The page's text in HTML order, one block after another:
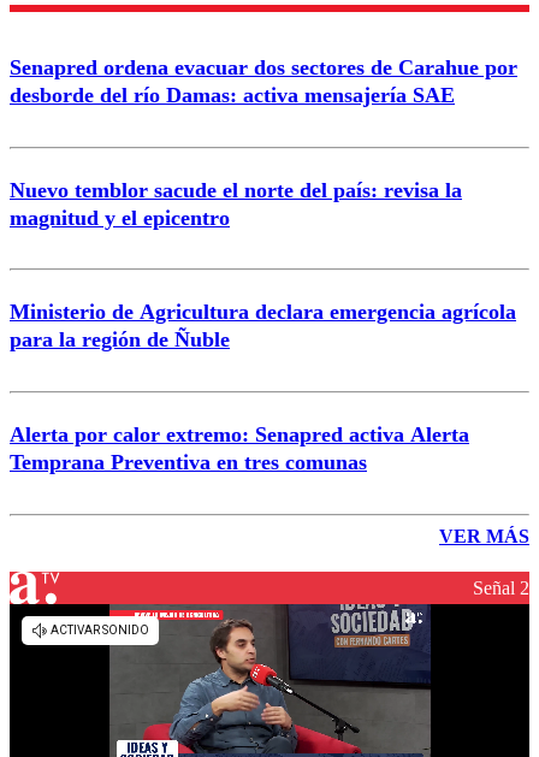
Enviar comentario
Senapred ordena evacuar dos sectores de Carahue por
desborde del río Damas: activa mensajería SAE
Nuevo temblor sacude el norte del país: revisa la
magnitud y el epicentro
Ministerio de Agricultura declara emergencia agrícola
para la región de Ñuble
Alerta por calor extremo: Senapred activa Alerta
Temprana Preventiva en tres comunas
VER MÁS
Señal 2